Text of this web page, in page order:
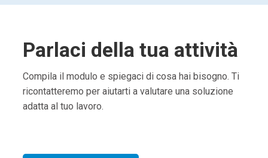
Parlaci della tua attività
Compila il modulo e spiegaci di cosa hai bisogno. Ti
ricontatteremo per aiutarti a valutare una soluzione
adatta al tuo lavoro.